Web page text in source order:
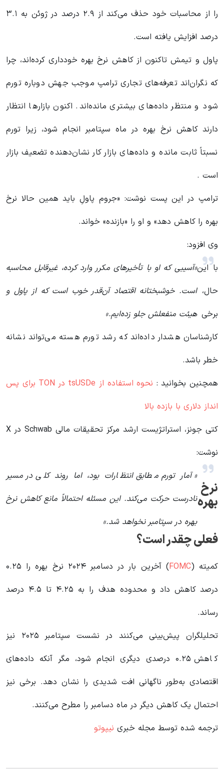
را از محاسبات خود حذف می‌کند از ۲.۹ درصد در ژوئن به ۳.۱
درصد افزایش یافته است.
پاول و تیمش تاکنون از کاهش نرخ بهره خودداری کرده‌اند، چرا
که نگران‌اند تعرفه‌های تجاری ترامپ موجب جهش دوباره تورم
شود و منتظر داده‌های بیشتری مانده‌اند. اکنون بازارها انتظار
دارند کاهش نرخ بهره در ماه سپتامبر انجام شود، زیرا تورم
نسبتاً ثابت مانده و داده‌های بازار کار نشان‌دهنده تضعیف بازار
است .
ترامپ در این پست نوشت: «جروم پاولِ باید همین حالا نرخ
بهره را کاهش دهد» و او را «بازنده» خواند.
وی افزود:
«آسیبی که او با تأخیرهای مکرر وارد کرده، غیرقابل محاسبه
است. خوشبختانه اقتصاد آن‌قدر خوب است که از پاول و
هیئت منفعلش جلو زده‌ایم.»
با این
حال،
برخی
کارشناسان هشدار داده‌اند که رشد تورم هسته می‌تواند نشانه
خطر باشد.
همچنین بخوانید :
نحوه استفاده از tsUSDe در TON برای پس
انداز دلاری با بازده بالا
کتی جونز، استراتژیست ارشد مرکز تحقیقات مالی Schwab در X
نوشت:
«آمار تورم مطابق انتظارات بود، اما روند کلی در مسیر
نادرست حرکت می‌کند. این مسئله احتمالاً مانع کاهش نرخ
بهره در سپتامبر نخواهد شد.»
نرخ
بهره
فعلی چقدر است؟
کمیته (FOMC
) آخرین بار در دسامبر ۲۰۲۴ نرخ بهره را ۰.۲۵
درصد کاهش داد و محدوده هدف را به ۴.۲۵ تا ۴.۵ درصد
رساند.
تحلیلگران پیش‌بینی می‌کنند در نشست سپتامبر ۲۰۲۵ نیز
کاهش ۰.۲۵ درصدی دیگری انجام شود، مگر آنکه داده‌های
اقتصادی به‌طور ناگهانی افت شدیدی را نشان دهد. برخی نیز
احتمال یک کاهش دیگر در ماه دسامبر را مطرح می‌کنند.
ترجمه شده توسط مجله خبری نیپوتو